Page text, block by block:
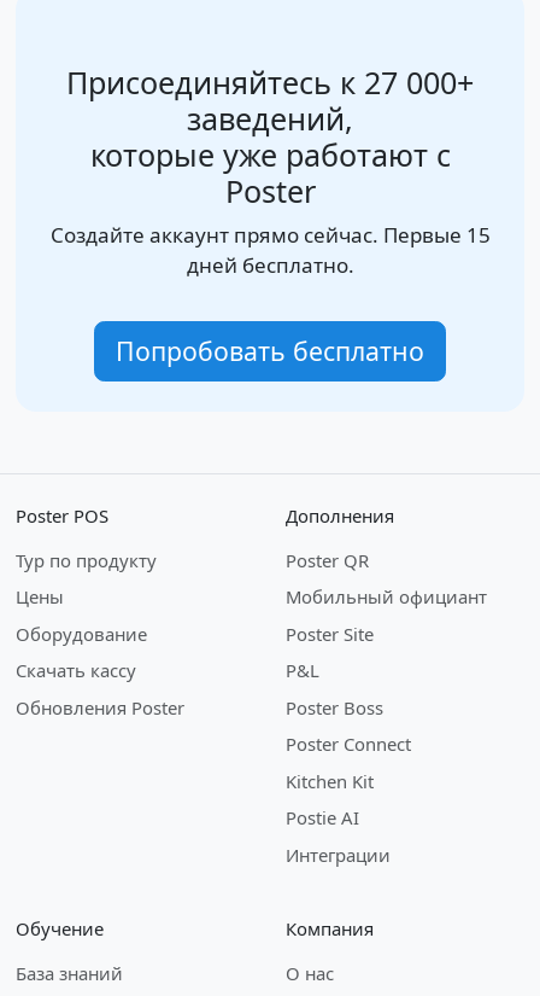
Присоединяйтесь к 27 000+
заведений,
которые уже работают с
Poster
Создайте аккаунт прямо сейчас. Первые 15
дней бесплатно.
Попробовать бесплатно
Poster POS
Тур по продукту
Цены
Оборудование
Скачать кассу
Обновления Poster
Дополнения
Poster QR
Мобильный официант
Poster Site
P&L
Poster Boss
Poster Connect
Kitchen Kit
Postie AI
Интеграции
Обучение
База знаний
Компания
О нас